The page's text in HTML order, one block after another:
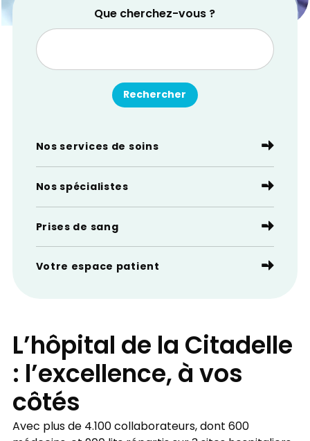
Que cherchez-vous ?
Nos services de soins
Nos spécialistes
Prises de sang
Votre espace patient
L’hôpital de la Citadelle
: l’excellence, à vos
côtés
Avec plus de 4.100 collaborateurs, dont 600